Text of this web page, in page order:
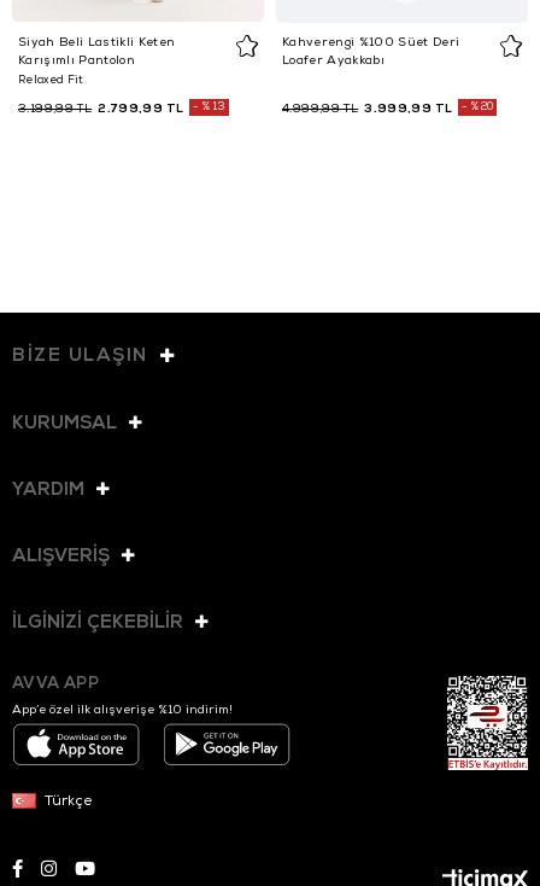
Siyah Beli Lastikli Keten
Karışımlı Pantolon
Relaxed Fit
2.799,99 TL
3.199,99 TL %13
Kahverengi %100 Süet Deri
Loafer Ayakkabı
3.999,99 TL
4.999,99 TL %20
BİZE ULAŞIN
KURUMSAL
YARDIM
ALIŞVERİŞ
İLGİNİZİ ÇEKEBİLİR
AVVA APP
App’e özel ilk alışverişe %10 indirim!
Türkçe